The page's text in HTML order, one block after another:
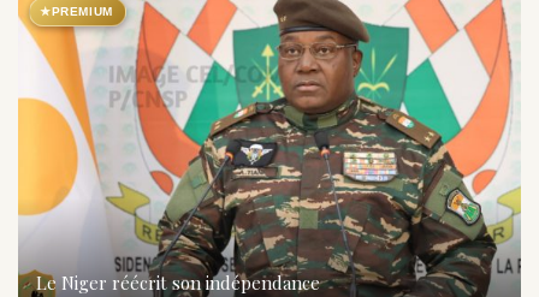
★PREMIUM
Le Niger réécrit son indépendance